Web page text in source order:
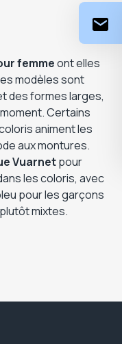
femmeont elles
modèles sont
des formes larges,
Certains
animent les
aux montures.
Vuarnetpour
les coloris, avec
pour les garçons
mixtes.